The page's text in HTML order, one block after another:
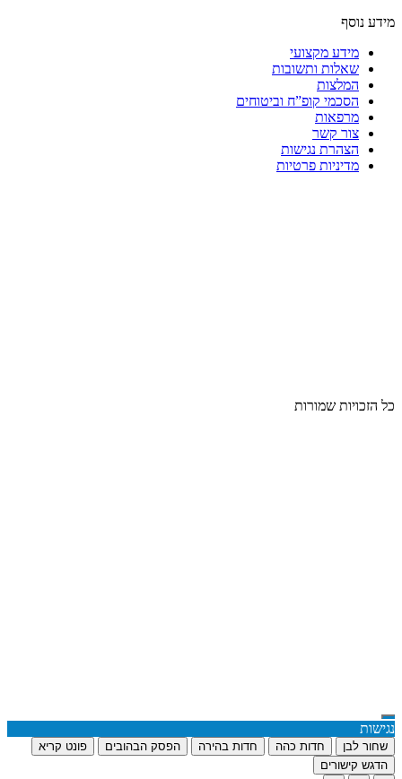
מידע נוסף
מידע מקצועי
שאלות ותשובות
המלצות
הסכמי קופ”ח וביטוחים
מרפאות
צור קשר
הצהרת נגישות
מדיניות פרטיות
כל הזכויות שמורות
נגישות
שחור לבן חדות כהה חדות בהירה הפסק הבהובים
פונט קריא
הדגש קישורים